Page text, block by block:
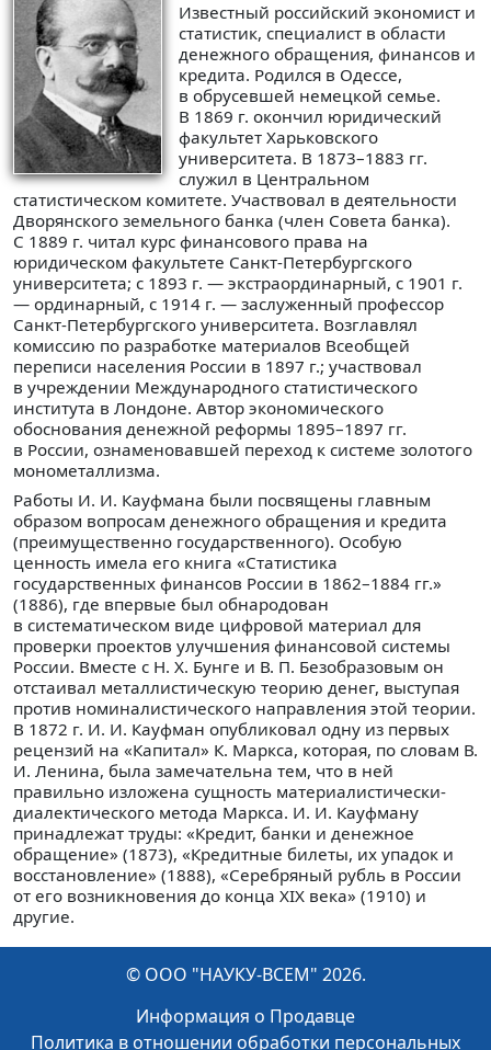
Известный российский экономист и
статистик, специалист в области
денежного обращения, финансов и
кредита. Родился в Одессе,
в обрусевшей немецкой семье.
В 1869 г. окончил юридический
факультет Харьковского
университета. В 1873–1883 гг.
служил в Центральном
статистическом комитете. Участвовал в деятельности
Дворянского земельного банка (член Совета банка).
С 1889 г. читал курс финансового права на
юридическом факультете Санкт-Петербургского
университета; с 1893 г. — экстраординарный, с 1901 г.
— ординарный, с 1914 г. — заслуженный профессор
Санкт-Петербургского университета. Возглавлял
комиссию по разработке материалов Всеобщей
переписи населения России в 1897 г.; участвовал
в учреждении Международного статистического
института в Лондоне. Автор экономического
обоснования денежной реформы 1895–1897 гг.
в России, ознаменовавшей переход к системе золотого
монометаллизма.
Работы И. И. Кауфмана были посвящены главным
образом вопросам денежного обращения и кредита
(преимущественно государственного). Особую
ценность имела его книга «Статистика
государственных финансов России в 1862–1884 гг.»
(1886), где впервые был обнародован
в систематическом виде цифровой материал для
проверки проектов улучшения финансовой системы
России. Вместе с Н. Х. Бунге и В. П. Безобразовым он
отстаивал металлистическую теорию денег, выступая
против номиналистического направления этой теории.
В 1872 г. И. И. Кауфман опубликовал одну из первых
рецензий на «Капитал» К. Маркса, которая, по словам В.
И. Ленина, была замечательна тем, что в ней
правильно изложена сущность материалистически-
диалектического метода Маркса. И. И. Кауфману
принадлежат труды: «Кредит, банки и денежное
обращение» (1873), «Кредитные билеты, их упадок и
восстановление» (1888), «Серебряный рубль в России
от его возникновения до конца XIX века» (1910) и
другие.
© ООО "НАУКУ-ВСЕМ" 2026.
Информация о Продавце
Политика в отношении обработки персональных